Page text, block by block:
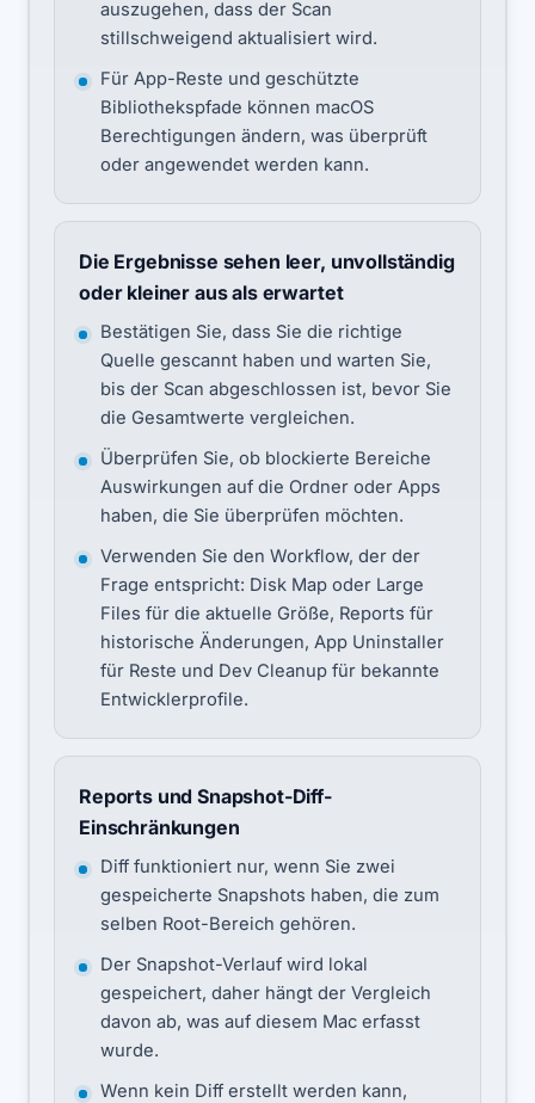
auszugehen, dass der Scan
stillschweigend aktualisiert wird.
Für App-Reste und geschützte
Bibliothekspfade können macOS
Berechtigungen ändern, was überprüft
oder angewendet werden kann.
Die Ergebnisse sehen leer, unvollständig
oder kleiner aus als erwartet
Bestätigen Sie, dass Sie die richtige
Quelle gescannt haben und warten Sie,
bis der Scan abgeschlossen ist, bevor Sie
die Gesamtwerte vergleichen.
Überprüfen Sie, ob blockierte Bereiche
Auswirkungen auf die Ordner oder Apps
haben, die Sie überprüfen möchten.
Verwenden Sie den Workflow, der der
Frage entspricht: Disk Map oder Large
Files für die aktuelle Größe, Reports für
historische Änderungen, App Uninstaller
für Reste und Dev Cleanup für bekannte
Entwicklerprofile.
Reports und Snapshot-Diff-
Einschränkungen
Diff funktioniert nur, wenn Sie zwei
gespeicherte Snapshots haben, die zum
selben Root-Bereich gehören.
Der Snapshot-Verlauf wird lokal
gespeichert, daher hängt der Vergleich
davon ab, was auf diesem Mac erfasst
wurde.
Wenn kein Diff erstellt werden kann,